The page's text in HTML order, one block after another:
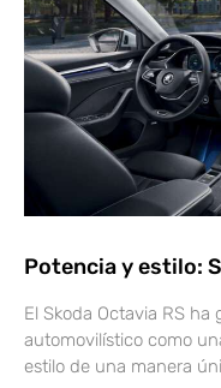
Potencia y estilo:
El Skoda Octavia RS
automovilístico como
estilo de una manera